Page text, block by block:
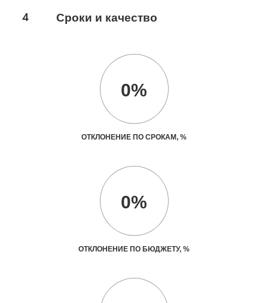
4 Сроки и качество
0%
ОТКЛОНЕНИЕ ПО СРОКАМ, %
0%
ОТКЛОНЕНИЕ ПО БЮДЖЕТУ, %